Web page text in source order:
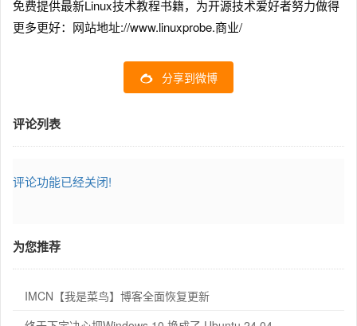
免费提供最新Linux技术教程书籍，为开源技术爱好者努力做得
更多更好：网站地址://www.linuxprobe.商业/
分享到微博
评论列表
评论功能已经关闭!
为您推荐
IMCN【我是菜鸟】博客全面恢复更新